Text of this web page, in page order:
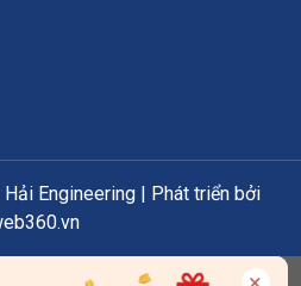
Engineering | Phát triển bởi